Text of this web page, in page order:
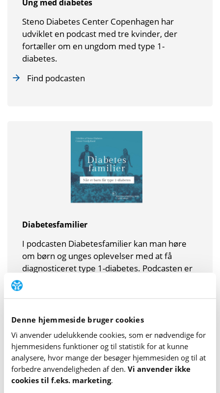
Denne hjemmeside bruger cookies
Vi anvender udelukkende cookies, som er nødvendige for
hjemme­sidens funktioner og til statistik for at kunne
analysere, hvor mange der besøger hjemme­siden og til at
forbedre anvende­lig­heden af den. Vi anvender ikke
cookies til f.eks. marketing.
Ung med diabetes
Steno Diabetes Center Copenhagen har
udviklet en podcast med tre kvinder, der
fortæller om en ungdom med type 1-
diabetes.
Find podcasten
Diabetesfamilier
I podcasten Diabetesfamilier kan man høre
om børn og unges oplevelser med at få
diagnosticeret type 1-diabetes. Podcasten er
udviklet af Steno Diabetes Center